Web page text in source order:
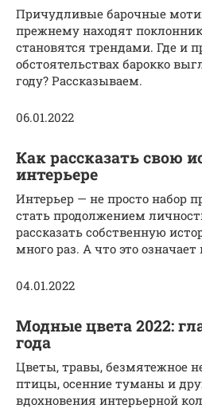
Причудливые барочные
прежнему находят
становятся трендами. Где и
обстоятельствах барокко
году? Рассказываем.
06.01.2022
Как рассказать свою
интерьере
Интерьер — не просто набор
стать продолжением
рассказать собственную
много раз. А что это означает
04.01.2022
Модные цвета 2022:
года
Цветы, травы, безмятежное
птицы, осенние туманы и
вдохновения интерьерной